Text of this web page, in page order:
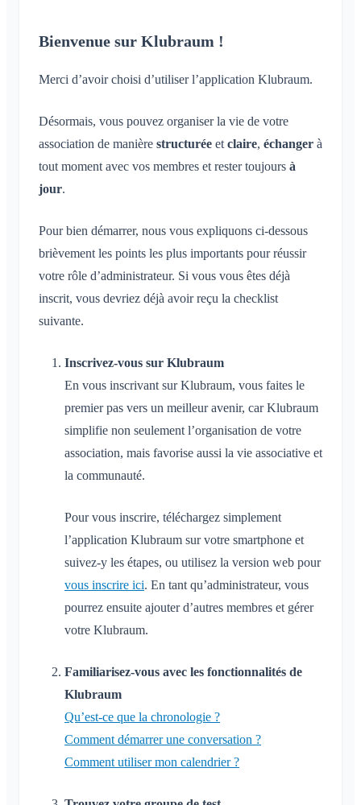
Calendrier personnel
Calendrier
Rejoindre un espace
Plusieurs Klubraum
Se déconnecter
Modifier le nom
Modifier l'e-mail
Personnaliser l'arrière-plan
Autorisations d'accès de l'application
Fermer le compte
Démarrage rapide pour les admins
Administrateurs supplémentaires
Inviter des membres
Renvoyer des invitations
Supprimer des membres
Demande d'adhésion sur le site de l'association
Fermer le Klubraum
Navigateurs pris en charge
Commentaires
Bienvenue sur Klubraum !
Merci d’avoir choisi d’utiliser l’application Klubraum.
Désormais, vous pouvez organiser la vie de votre
association de manière structurée etclaire, échanger à
tout moment avec vos membres et rester toujours à
jour.
Pour bien démarrer, nous vous expliquons ci-dessous
brièvement les points les plus importants pour réussir
votre rôle d’administrateur. Si vous vous êtes déjà
inscrit, vous devriez déjà avoir reçu la checklist
suivante.
Inscrivez-vous sur Klubraum
En vous inscrivant sur Klubraum, vous faites le
premier pas vers un meilleur avenir, car Klubraum
simplifie non seulement l’organisation de votre
association, mais favorise aussi la vie associative et
la communauté.
Pour vous inscrire, téléchargez simplement
l’application Klubraum sur votre smartphone et
suivez-y les étapes, ou utilisez la version web pour
vous inscrire ici. En tant qu’administrateur, vous
pourrez ensuite ajouter d’autres membres et gérer
votre Klubraum.
Familiarisez-vous avec les fonctionnalités de
Klubraum
Qu’est-ce que la chronologie ?
Comment démarrer une conversation ?
Comment utiliser mon calendrier ?